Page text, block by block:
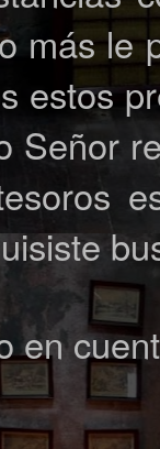
más le
estos
Señor
en